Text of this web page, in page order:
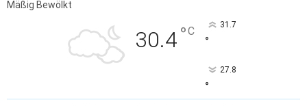
Mäßig Bewölkt
30.4°C 31.7
°
27.8
°